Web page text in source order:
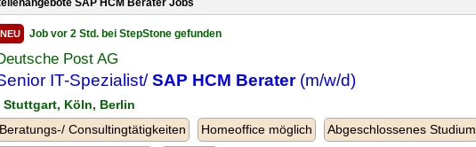
SAP HCM Berater Jobs
NEU Job vor 2 Std. bei StepStone gefunden
Post AG
IT-Spezialist/SAP HCM Berater(m/w/d)
Stuttgart, Köln, Berlin
Beratungs-/ Consultingtätigkeiten
Homeoffice möglich
Abgeschlossenes Studium